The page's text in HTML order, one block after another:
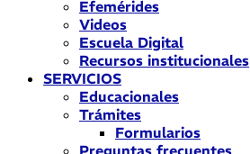
Efemérides
Videos
Escuela Digital
Recursos institucionales
SERVICIOS
Educacionales
Trámites
Formularios
Preguntas frecuentes